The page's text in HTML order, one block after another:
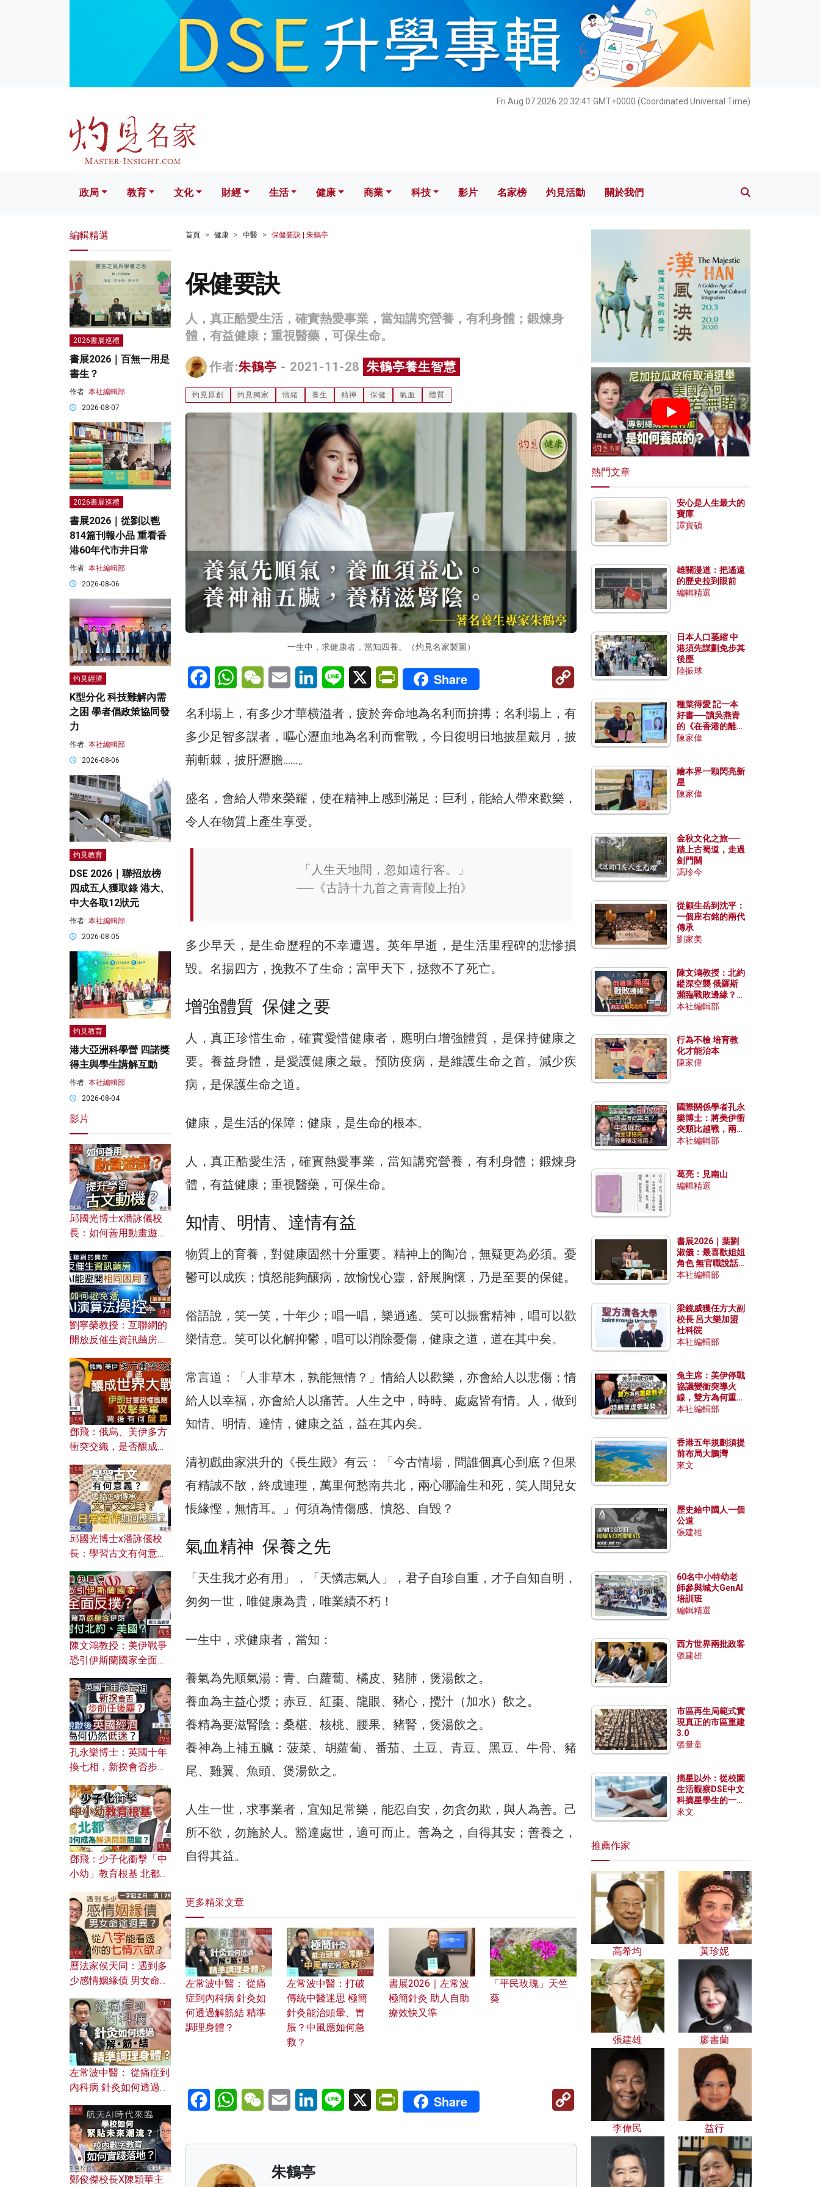
Fri Aug 07 2026 20:32:42 GMT+0000 (Coordinated Universal Time)
文化 財經 生活 健康 科技 影片 名家榜 灼見活動 關於我們
政局 教育 文化 財經 生活 健康 商業 科技 影片 名家榜 灼見活動 關於我們
首頁 健康 中醫 保健要訣 | 朱鶴亭
保健要訣
人，真正酷愛生活，確實熱愛事業，當知講究營養，有利身體；鍛煉身
體，有益健康；重視醫藥，可保生命。
作者:朱鶴亭 - 2021-11-28 朱鶴亭養生智慧
灼見原創 灼見獨家 情緒 養生 精神 保健 氣血 體質
一生中，求健康者，當知四養。（灼見名家製圖）
FacebookWhatsAppWeChatEmail LinkedInLine X PrintFriendly
Share
Copy
Link
名利場上，有多少才華横溢者，疲於奔命地為名利而拚搏；名利場上，有
多少足智多謀者，嘔心瀝血地為名利而奮戰，今日復明日地披星戴月，披
荊斬棘，披肝瀝膽……。
盛名，會給人帶來榮耀，使在精神上感到滿足；巨利，能給人帶來歡樂，
令人在物質上產生享受。
「人生天地間，忽如遠行客。」
──《古詩十九首之青青陵上拍》
多少早夭，是生命歷程的不幸遭遇。英年早逝，是生活里程碑的悲慘損
毀。名揚四方，挽救不了生命；富甲天下，拯救不了死亡。
增強體質 保健之要
人，真正珍惜生命，確實愛惜健康者，應明白增強體質，是保持健康之
要。養益身體，是愛護健康之最。預防疫病，是維護生命之首。減少疾
病，是保護生命之道。
健康，是生活的保障；健康，是生命的根本。
人，真正酷愛生活，確實熱愛事業，當知講究營養，有利身體；鍛煉身
體，有益健康；重視醫藥，可保生命。
知情、明情、達情有益
物質上的育養，對健康固然十分重要。精神上的陶冶，無疑更為必須。憂
鬱可以成疾；憤怒能夠釀病，故愉悅心靈，舒展胸懷，乃是至要的保健。
俗語說，笑一笑，十年少；唱一唱，樂逍遙。笑可以振奮精神，唱可以歡
樂情意。笑可以化解抑鬱，唱可以消除憂傷，健康之道，道在其中矣。
常言道：「人非草木，孰能無情？」情給人以歡樂，亦會給人以悲傷；情
給人以幸福，亦會給人以痛苦。人生之中，時時、處處皆有情。人，做到
知情、明情、達情，健康之益，益在其內矣。
清初戲曲家洪升的《長生殿》有云：「今古情場，問誰個真心到底？但果
有精誠不散，終成連理，萬里何愁南共北，兩心哪論生和死，笑人間兒女
悵緣慳，無情耳。」何須為情傷感、憤怒、自毀？
氣血精神 保養之先
「天生我才必有用」，「天憐志氣人」，君子自珍自重，才子自知自明，
匆匆一世，唯健康為貴，唯業績不朽！
一生中，求健康者，當知：
養氣為先順氣湯：青、白蘿蔔、橘皮、豬肺，煲湯飲之。
養血為主益心漿；赤豆、紅棗、龍眼、豬心，攪汁（加水）飲之。
養精為要滋腎陰：桑椹、核桃、腰果、豬腎，煲湯飲之。
養神為上補五臟：菠菜、胡蘿蔔、番茄、土豆、青豆、黑豆、牛骨、豬
尾、雞翼、魚頭、煲湯飲之。
人生一世，求事業者，宜知足常樂，能忍自安，勿貪勿欺，與人為善。己
所不欲，勿施於人。豁達處世，適可而止。善為之，自得其安；善養之，
自得其益。
更多精采文章
左常波中醫： 從痛
症到內科病 針灸如
何透過解筋結 精準
調理身體？
左常波中醫：打破
傳統中醫迷思 極簡
針灸能治頭暈、胃
脹？中風應如何急
救？
書展2026｜左常波
極簡針灸 助人自助
療效快又準
「平民玫瑰」天竺
葵
FacebookWhatsAppWeChatEmail LinkedInLine X PrintFriendly
Share
朱鶴亭
編輯精選
2026書展巡禮
書展2026｜百無一用是
書生？
作者: 本社編輯部
2026-08-07
2026書展巡禮
書展2026｜從劉以鬯
814篇刊報小品 重看香
港60年代市井日常
作者: 本社編輯部
2026-08-06
灼見經濟
K型分化 科技難解內需
之困 學者倡政策協同發
力
作者: 本社編輯部
2026-08-06
灼見教育
DSE 2026｜聯招放榜
四成五人獲取錄 港大、
中大各取12狀元
作者: 本社編輯部
2026-08-05
灼見教育
港大亞洲科學營 四諾獎
得主與學生講解互動
作者: 本社編輯部
2026-08-04
影片
邱國光博士x潘詠儀校
長：如何善用動畫遊戲
劉寧榮教授：互聯網的
開放反催生資訊繭房，
何避免遭AI演算法操
控？
鄧飛：俄烏、美伊多方
衝突交織，是否釀成世
風險攻擊美軍，背後有
何盤算？
邱國光博士x潘詠儀校
長：學習古文有何意
文之美？ 日常寫作如何
應用？
陳文鴻教授：美伊戰爭
恐引伊斯蘭國家全面反
對付北約美國？
孔永樂博士：英國十年
換七相，新揆會否步前
濟為何仍然低迷？
鄧飛：少子化衝擊「中
小幼」教育根基 北都如
曆法家侯天同：遇到多
少感情姻緣債 男女命途
的七情六欲？
左常波中醫： 從痛症到
內科病 針灸如何透過解
鄭俊傑校長X陳穎華主
熱門文章
安心是人生最大的
寶庫
譚寶碩
雄關漫道：把遙遠
的歷史拉到眼前
編輯精選
日本人口萎縮 中
港須先謀劃免步其
後塵
陸振球
種菜得愛 記一本
好書──讀吳燕青
的《在香港的離島
種菜》
陳家偉
繪本界一顆閃亮新
星
陳家偉
金秋文化之旅──
踏上古蜀道，走過
劍門關
馮珍今
從顧生岳到沈平：
一個座右銘的兩代
傳承
劉家美
陳文鴻教授：北約
縱深空襲 俄羅斯
瀕臨戰敗邊緣？中
國零部件能左右戰
本社編輯部
行為不檢 培育教
化才能治本
陳家偉
國際關係學者孔永
樂博士：將美伊衝
突類比越戰，兩者
有何異同？中國崛
本社編輯部
葛亮：見南山
編輯精選
書展2026｜葉劉
淑儀：最喜歡姐姐
角色 無官職說話
包袱少
本社編輯部
梁鏡威獲任方大副
校長 呂大樂加盟
社科院
本社編輯部
兔主席：美伊停戰
協議變衝突導火
線，雙方為何重啟
戰爭？伊朗一早洞
本社編輯部
香港五年規劃須提
前布局大鵬灣
來文
歷史給中國人一個
公道
張建雄
60名中小特幼老
師參與城大GenAI
培訓班
編輯精選
西方世界兩批政客
張建雄
市區再生局範式實
現真正的市區重建
3.0
張量童
摘星以外：從校園
生活觀察DSE中文
科摘星學生的一點
特質
來文
推薦作家
高希均 黃珍妮
張建雄 廖書蘭
李偉民 益行